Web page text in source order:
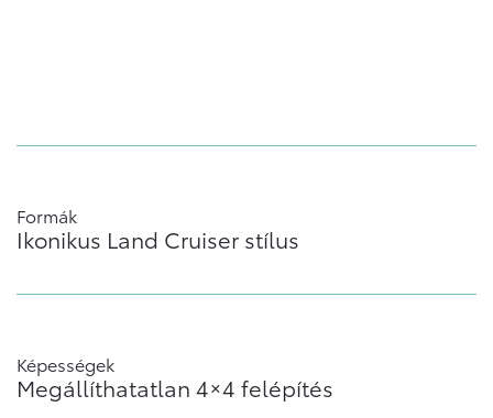
Formák
Ikonikus Land Cruiser stílus
Képességek
Megállíthatatlan 4×4 felépítés